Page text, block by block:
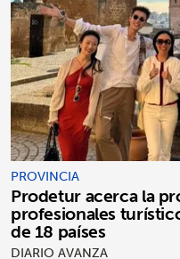
PROVINCIA
Prodetur acerca la
profesionales
de 18 países
DIARIO AVANZA